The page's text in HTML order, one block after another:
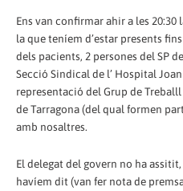
Ens van confirmar ahir a les 20:30
la que teníem d’estar presents
dels pacients, 2 persones del SP
Secció Sindical de l’ Hospital
representació del Grup de
de Tarragona (del qual formen
amb nosaltres.
El delegat del govern no ha
havíem dit (van fer nota de